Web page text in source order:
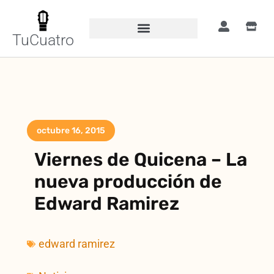
TuCuatro
octubre 16, 2015
Viernes de Quicena – La
nueva producción de
Edward Ramirez
edward ramirez